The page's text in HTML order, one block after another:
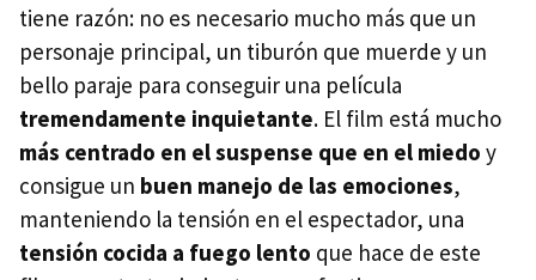
tiene razón: no es necesario mucho más que un
personaje principal, un tiburón que muerde y un
bello paraje para conseguir una película
tremendamente inquietante. El film está mucho
más centrado en el suspense que en el miedo y
consigue un buen manejo de las emociones,
manteniendo la tensión en el espectador, una
tensión cocida a fuego lento que hace de este